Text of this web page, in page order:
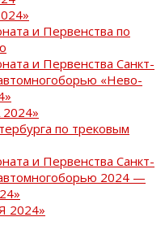
и Первенства по
и Первенства Санкт-
«Нево-
по трековым
и Первенства Санкт-
2024 —
2024»